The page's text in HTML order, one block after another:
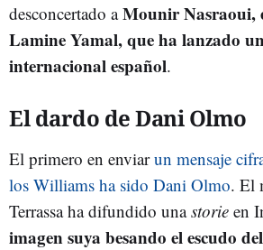
desconcertado aMounir Nasraoui,
Lamine Yamal, que ha lanzado
internacional español.
El dardo de Dani Olmo
El primero en enviarun mensaje
los Williams ha sido Dani Olmo. El
Terrassa ha difundido unastorie en
imagen suya besando el escudo